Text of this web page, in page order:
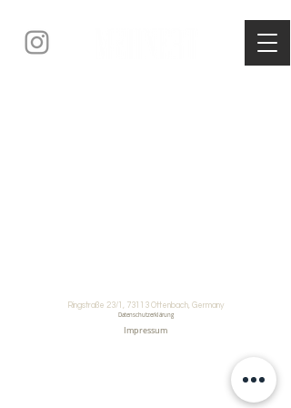
Ringstraße 23/1, 73113 Ottenbach, Germany
Datenschutzerklärung
Impressum